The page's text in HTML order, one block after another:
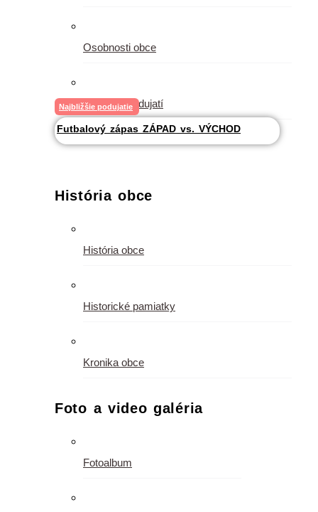
Osobnosti obce
Kalendár podujatí
Najbližšie podujatie
Futbalový zápas ZÁPAD vs. VÝCHOD
História obce
História obce
Historické pamiatky
Kronika obce
Foto a video galéria
Fotoalbum